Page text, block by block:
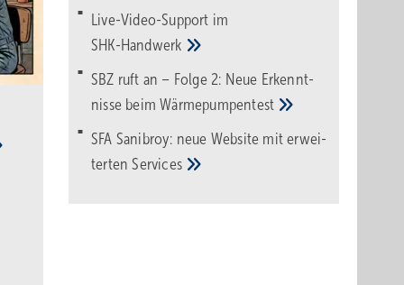
in
Live-Video-Support im
SHK-Handwerk
SBZ ruft an – Folge 2: Neue Erkennt­
nisse beimWärme­pumpen­test
SFA Sanibroy: neue Web­site mit erwei­
tertenServices